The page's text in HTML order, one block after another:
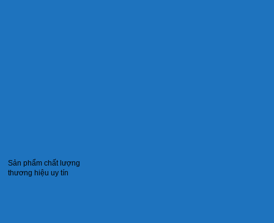
Sản phẩm chất lượng
thương hiệu uy tín